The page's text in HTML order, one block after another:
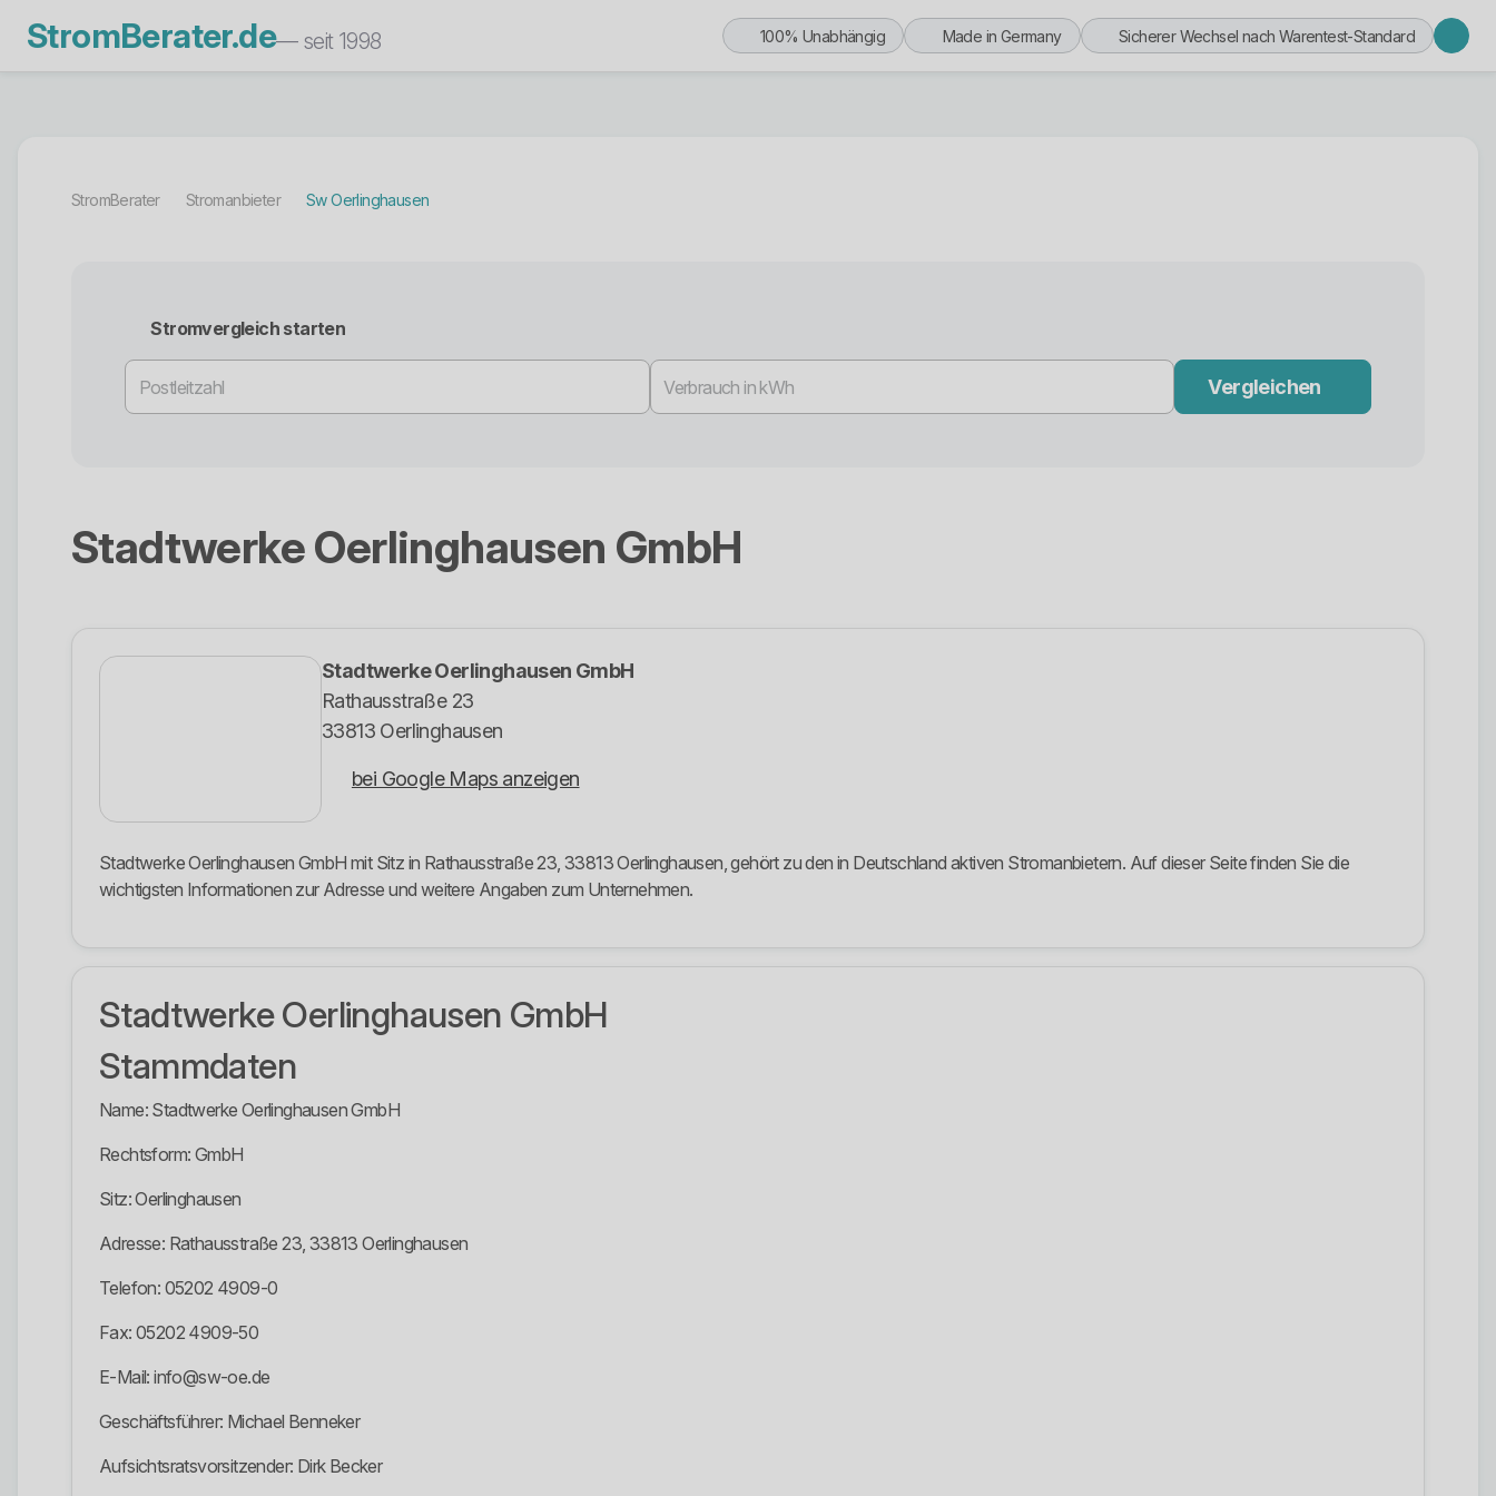
StromBerater.de— seit 1998 100% Unabhängig Made in Germany Sicherer Wechsel nach Warentest-Standard
StromBerater Stromanbieter Sw Oerlinghausen
Stromvergleich starten
Vergleichen
Stadtwerke Oerlinghausen GmbH
Stadtwerke Oerlinghausen GmbH
Rathausstraße 23
33813 Oerlinghausen
bei Google Maps anzeigen
Stadtwerke Oerlinghausen GmbH mit Sitz in Rathausstraße 23, 33813 Oerlinghausen, gehört zu den in Deutschland aktiven Stromanbietern. Auf dieser Seite finden Sie die
wichtigsten Informationen zur Adresse und weitere Angaben zum Unternehmen.
Stadtwerke Oerlinghausen GmbH
Stammdaten
Name: Stadtwerke Oerlinghausen GmbH
Rechtsform: GmbH
Sitz: Oerlinghausen
Adresse: Rathausstraße 23, 33813 Oerlinghausen
Telefon: 05202 4909-0
Fax: 05202 4909-50
E-Mail: info@sw-oe.de
Geschäftsführer: Michael Benneker
Aufsichtsratsvorsitzender: Dirk Becker